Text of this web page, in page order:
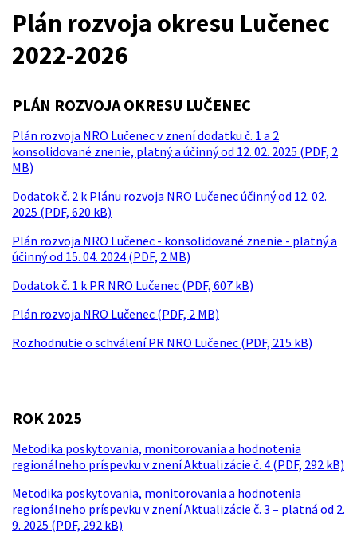
Plán rozvoja okresu Lučenec
2022-2026
PLÁN ROZVOJA OKRESU LUČENEC
Plán rozvoja NRO Lučenec v znení dodatku č. 1 a 2
konsolidované znenie, platný a účinný od 12. 02. 2025 (PDF, 2
MB)
Dodatok č. 2 k Plánu rozvoja NRO Lučenec účinný od 12. 02.
2025 (PDF, 620 kB)
Plán rozvoja NRO Lučenec - konsolidované znenie - platný a
účinný od 15. 04. 2024 (PDF, 2 MB)
Dodatok č. 1 k PR NRO Lučenec (PDF, 607 kB)
Plán rozvoja NRO Lučenec (PDF, 2 MB)
Rozhodnutie o schválení PR NRO Lučenec (PDF, 215 kB)
ROK 2025
Metodika poskytovania, monitorovania a hodnotenia
regionálneho príspevku v znení Aktualizácie č. 4 (PDF, 292 kB)
Metodika poskytovania, monitorovania a hodnotenia
regionálneho príspevku v znení Aktualizácie č. 3 – platná od 2.
9. 2025 (PDF, 292 kB)